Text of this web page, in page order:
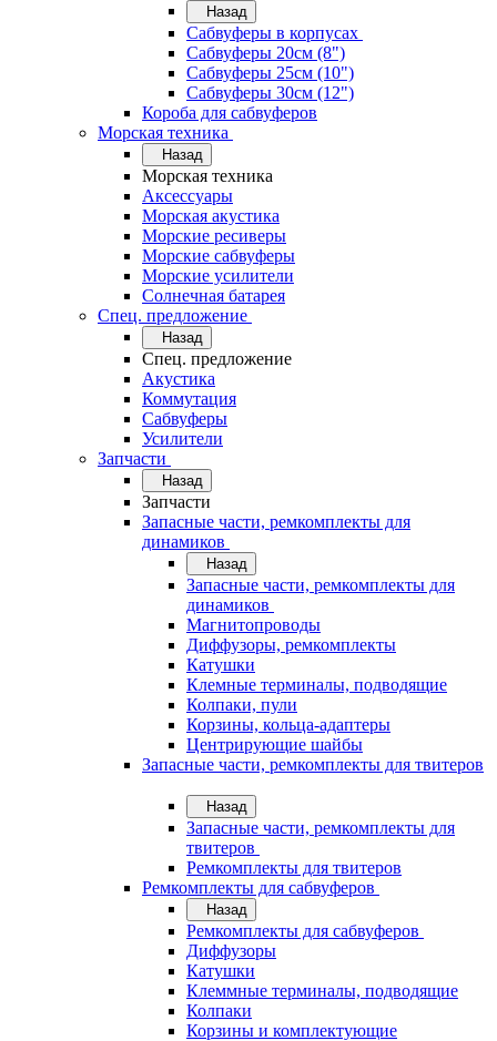
Назад
Сабвуферы в корпусах
Сабвуферы 20см (8")
Сабвуферы 25см (10")
Сабвуферы 30см (12")
Короба для сабвуферов
Морская техника
Назад
Морская техника
Аксессуары
Морская акустика
Морские ресиверы
Морские сабвуферы
Морские усилители
Солнечная батарея
Спец. предложение
Назад
Спец. предложение
Акустика
Коммутация
Сабвуферы
Усилители
Запчасти
Назад
Запчасти
Запасные части, ремкомплекты для
динамиков
Назад
Запасные части, ремкомплекты для
динамиков
Магнитопроводы
Диффузоры, ремкомплекты
Катушки
Клемные терминалы, подводящие
Колпаки, пули
Корзины, кольца-адаптеры
Центрирующие шайбы
Запасные части, ремкомплекты для твитеров
Назад
Запасные части, ремкомплекты для
твитеров
Ремкомплекты для твитеров
Ремкомплекты для сабвуферов
Назад
Ремкомплекты для сабвуферов
Диффузоры
Катушки
Клеммные терминалы, подводящие
Колпаки
Корзины и комплектующие